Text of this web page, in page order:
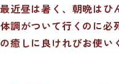
最近昼は暑く、朝晩はひ
体調がついて行くのに必
の癒しに良けれびお使い